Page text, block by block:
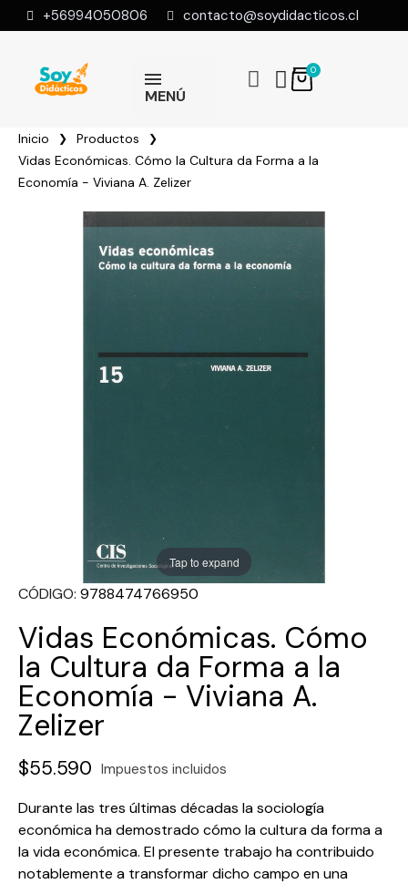
+56994050806 contacto@soydidacticos.cl
MENÚ
Inicio
Productos
Vidas Económicas. Cómo la Cultura da Forma a la
Economía - Viviana A. Zelizer
Tap to expand
CÓDIGO 9788474766950
Vidas Económicas. Cómo
la Cultura da Forma a la
Economía - Viviana A.
Zelizer
$55.590 Impuestos incluidos
Durante las tres últimas décadas la sociología
económica ha demostrado cómo la cultura da forma a
la vida económica. El presente trabajo ha contribuido
notablemente a transformar dicho campo en una